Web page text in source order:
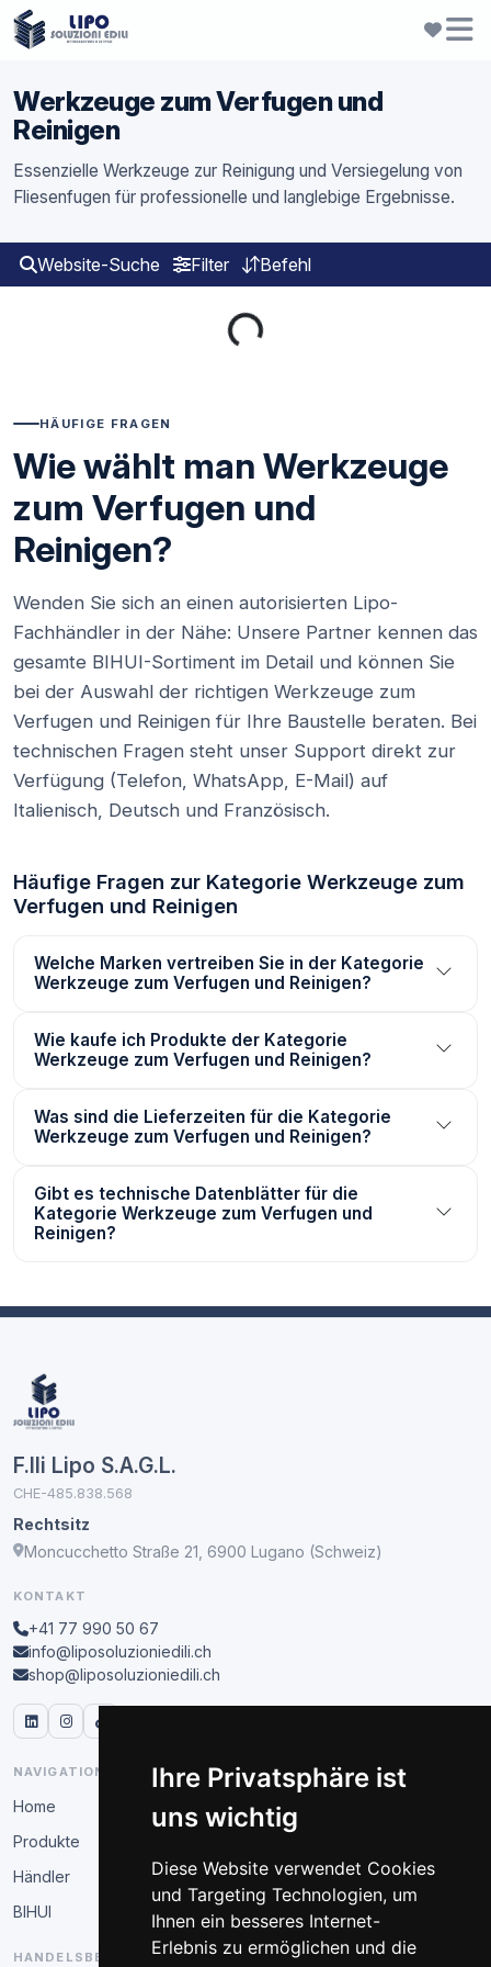
Ihre Privatsphäre ist
uns wichtig
Diese Website verwendet Cookies
und Targeting Technologien, um
Ihnen ein besseres Internet-
Erlebnis zu ermöglichen und die
Werkzeuge zum Verfugen und
Reinigen
Essenzielle Werkzeuge zur Reinigung und Versiegelung von
Fliesenfugen für professionelle und langlebige Ergebnisse.
Website-Suche Filter Befehl
Loading...
HÄUFIGE FRAGEN
Wie wählt man Werkzeuge
zum Verfugen und
Reinigen?
Wenden Sie sich an einen autorisierten Lipo-
Fachhändler in der Nähe: Unsere Partner kennen das
gesamte BIHUI-Sortiment im Detail und können Sie
bei der Auswahl der richtigen Werkzeuge zum
Verfugen und Reinigen für Ihre Baustelle beraten. Bei
technischen Fragen steht unser Support direkt zur
Verfügung (Telefon, WhatsApp, E-Mail) auf
Italienisch, Deutsch und Französisch.
Häufige Fragen zur Kategorie Werkzeuge zum
Verfugen und Reinigen
Welche Marken vertreiben Sie in der Kategorie
Werkzeuge zum Verfugen und Reinigen?
Wie kaufe ich Produkte der Kategorie
Werkzeuge zum Verfugen und Reinigen?
Was sind die Lieferzeiten für die Kategorie
Werkzeuge zum Verfugen und Reinigen?
Gibt es technische Datenblätter für die
Kategorie Werkzeuge zum Verfugen und
Reinigen?
F.lli Lipo S.A.G.L.
CHE-485.838.568
Rechtsitz
Moncucchetto Straße 21, 6900 Lugano (Schweiz)
KONTAKT
+41 77 990 50 67
info@liposoluzioniedili.ch
shop@liposoluzioniedili.ch
NAVIGATION
Home
Produkte
Händler
BIHUI
HANDELSBEREICH